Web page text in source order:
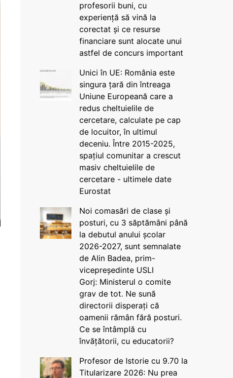
profesorii buni, cu
experiență să vină la
corectat și ce resurse
financiare sunt alocate unui
astfel de concurs important
Unici în UE: România este
singura țară din întreaga
Uniune Europeană care a
redus cheltuielile de
cercetare, calculate pe cap
de locuitor, în ultimul
deceniu. Între 2015-2025,
spațiul comunitar a crescut
masiv cheltuielile de
cercetare - ultimele date
Eurostat
Noi comasări de clase și
posturi, cu 3 săptămâni până
la debutul anului școlar
2026-2027, sunt semnalate
de Alin Badea, prim-
vicepreședinte USLI
Gorj: Ministerul o comite
grav de tot. Ne sună
directorii disperați că
oamenii rămân fără posturi.
Ce se întâmplă cu
învățătorii, cu educatorii?
Profesor de Istorie cu 9.70 la
Titularizare 2026: Nu prea